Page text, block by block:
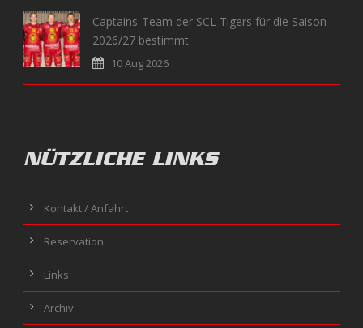
Captains-Team der SCL Tigers für die Saison
2026/27 bestimmt
10 Aug 2026
NÜTZLICHE LINKS
Kontakt / Anfahrt
Reservation
Links
Archiv